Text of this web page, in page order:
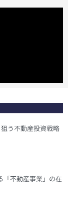
う不動産投資戦略
「不動産事業」の在